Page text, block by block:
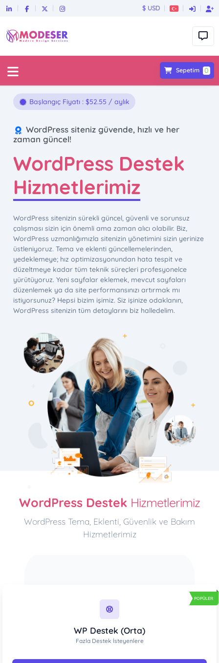
$ USD
Sepetim 0
Başlangıç Fiyatı : $52.55 / aylık
WordPress siteniz güvende, hızlı ve her
zaman güncel!
WordPress Destek
Hizmetlerimiz
WordPress sitenizin sürekli güncel, güvenli ve sorunsuz
çalışması sizin için önemli ama zaman alıcı olabilir. Biz,
WordPress uzmanlığımızla sitenizin yönetimini sizin yerinize
üstleniyoruz. Tema ve eklenti güncellemelerinden,
yedeklemeye; hız optimizasyonundan hata tespit ve
düzeltmeye kadar tüm teknik süreçleri profesyonelce
yürütüyoruz. Yeni sayfalar eklemek, mevcut sayfaları
düzenlemek ya da site performansınızı artırmak mı
istiyorsunuz? Hepsi bizim işimiz. Siz işinize odaklanın,
WordPress sitenizin tüm detaylarını biz halledelim.
WordPress Destek Hizmetlerimiz
WordPress Tema, Eklenti, Güvenlik ve Bakım
Hizmetlerimiz
POPÜLER
WP Destek (Orta)
Fazla Destek İsteyenlere